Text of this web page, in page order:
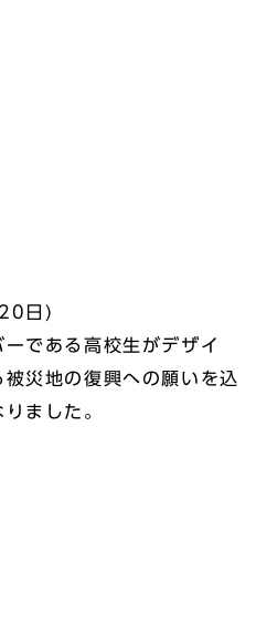
日)
である高校生がデザイ
災地の復興への願いを込
ました。